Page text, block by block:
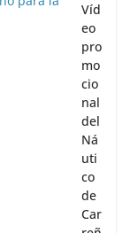
Víd
eo
pro
mo
cio
nal
del
Ná
uti
co
de
Car